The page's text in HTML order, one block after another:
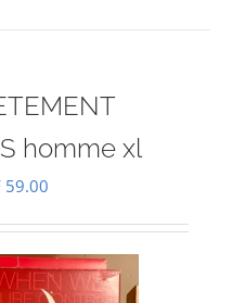
homme xl
:
59.00
actuel
est :